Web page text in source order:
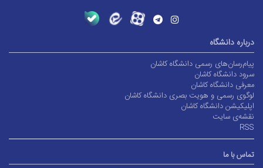
درباره دانشگاه
پیام‌رسان‌های رسمی دانشگاه کاشان
سرود دانشگاه کاشان
معرفی دانشگاه کاشان
لوگوی رسمی و هویت بصری دانشگاه کاشان
اپلیکیشن دانشگاه کاشان
نقشه‌ی سایت
RSS
تماس با ما